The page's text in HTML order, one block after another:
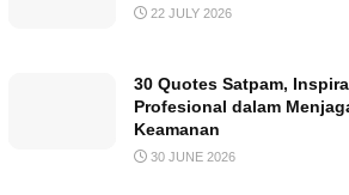
22 JULY 2026
30 Quotes Satpam,
Profesional dalam
Keamanan
30 JUNE 2026